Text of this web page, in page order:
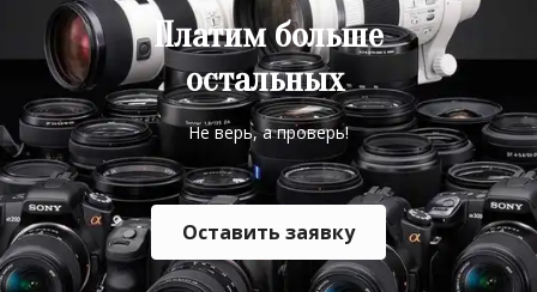
Платим больше
остальных
Не верь, а проверь!
Оставить заявку